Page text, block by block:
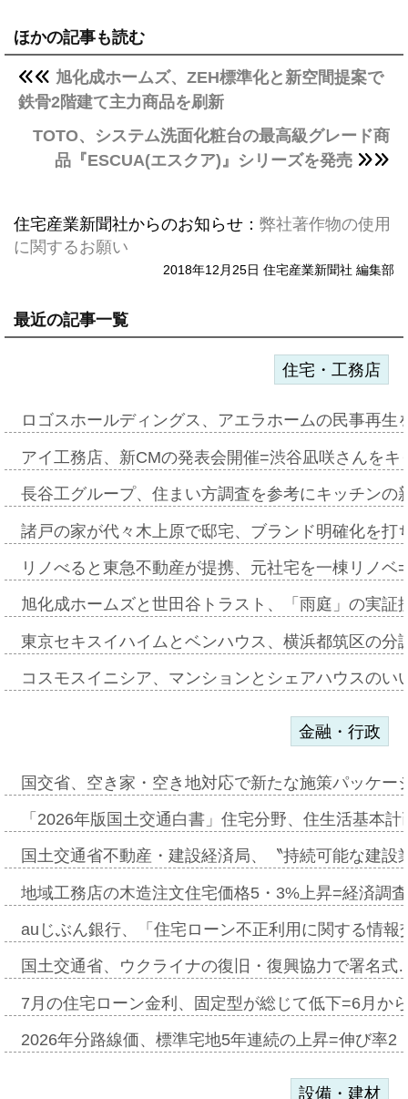
ほかの記事も読む
旭化成ホームズ、ZEH標準化と新空間提案で
鉄骨2階建て主力商品を刷新
TOTO、システム洗面化粧台の最高級グレード商
品『ESCUA(エスクア)』シリーズを発売
住宅産業新聞社からのお知らせ： 弊社著作物の使用
に関するお願い
2018年12月25日 住宅産業新聞社 編集部
最近の記事一覧
住宅・工務店
ロゴスホールディングス、アエラホームの民事再
アイ工務店、新CMの発表会開催=渋谷凪咲さんを
長谷工グループ、住まい方調査を参考にキッチン
諸戸の家が代々木上原で邸宅、ブランド明確化を
リノべると東急不動産が提携、元社宅を一棟リノ
旭化成ホームズと世田谷トラスト、「雨庭」の実
東京セキスイハイムとベンハウス、横浜都筑区の
コスモスイニシア、マンションとシェアハウスの
金融・行政
国交省、空き家・空き地対応で新たな施策パッケ
「2026年版国土交通白書」住宅分野、住生活基本
国土交通省不動産・建設経済局、〝持続可能な建
地域工務店の木造注文住宅価格5・3%上昇=経済調
auじぶん銀行、「住宅ローン不正利用に関する情
国土交通省、ウクライナの復旧・復興協力で署名
7月の住宅ローン金利、固定型が総じて低下=6月か
2026年分路線価、標準宅地5年連続の上昇=伸び率
設備・建材